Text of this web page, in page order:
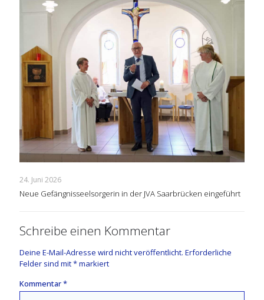
24. Juni 2026
Neue Gefängnisseelsorgerin in der JVA Saarbrücken eingeführt
Schreibe einen Kommentar
Deine E-Mail-Adresse wird nicht veröffentlicht. Erforderliche
Felder sind mit*markiert
Kommentar*